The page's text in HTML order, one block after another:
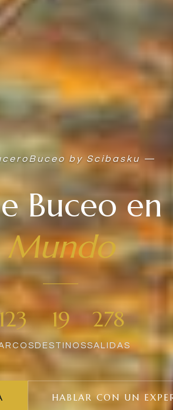
by Scibasku —
Buceo en
Mundo
19
DESTINOS
278
SALIDAS
HABLAR CON UN